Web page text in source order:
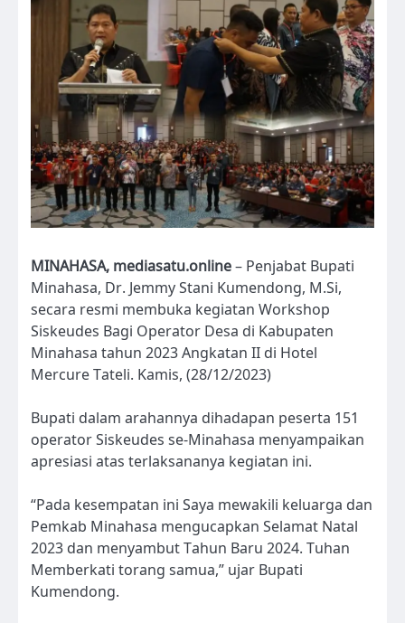
MINAHASA, mediasatu.online– Penjabat Bupati
Minahasa, Dr. Jemmy Stani Kumendong, M.Si,
secara resmi membuka kegiatan Workshop
Siskeudes Bagi Operator Desa di Kabupaten
Minahasa tahun 2023 Angkatan II di Hotel
Mercure Tateli. Kamis, (28/12/2023)
Bupati dalam arahannya dihadapan peserta 151
operator Siskeudes se-Minahasa menyampaikan
apresiasi atas terlaksananya kegiatan ini.
“Pada kesempatan ini Saya mewakili keluarga dan
Pemkab Minahasa mengucapkan Selamat Natal
2023 dan menyambut Tahun Baru 2024. Tuhan
Memberkati torang samua,” ujar Bupati
Kumendong.